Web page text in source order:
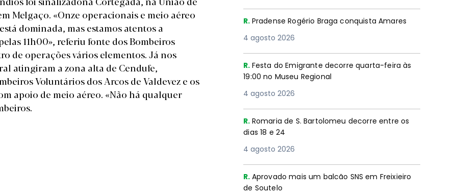
Melgaço. «Onze operacionais e meio aéreo
dominada, mas estamos atentos a
11h00», referiu fonte dos Bombeiros
de operações vários elementos. Já nos
atingiram a zona alta de Cendufe,
Voluntários dos Arcos de Valdevez e os
apoio de meio aéreo. «Não há qualquer
R. Pradense Rogério Braga conquista Amares
4 agosto 2026
R. Festa do Emigrante decorre quarta-feira às
19:00 no Museu Regional
4 agosto 2026
R. Romaria de S. Bartolomeu decorre entre os
dias 18 e 24
4 agosto 2026
R. Aprovado mais um balcão SNS em Freixieiro
de Soutelo